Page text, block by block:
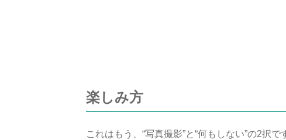
楽しみ方
これはもう、“写真撮影”と“何もしない”の2択